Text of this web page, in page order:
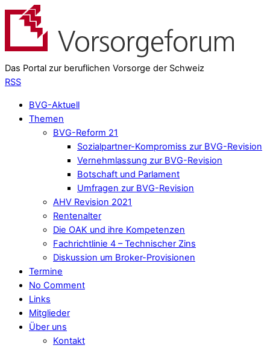
Das Portal zur beruflichen Vorsorge der Schweiz
RSS
BVG-Aktuell
Themen
BVG-Reform 21
Sozialpartner-Kompromiss zur BVG-Revision
Vernehmlassung zur BVG-Revision
Botschaft und Parlament
Umfragen zur BVG-Revision
AHV Revision 2021
Rentenalter
Die OAK und ihre Kompetenzen
Fachrichtlinie 4 – Technischer Zins
Diskussion um Broker-Provisionen
Termine
No Comment
Links
Mitglieder
Über uns
Kontakt